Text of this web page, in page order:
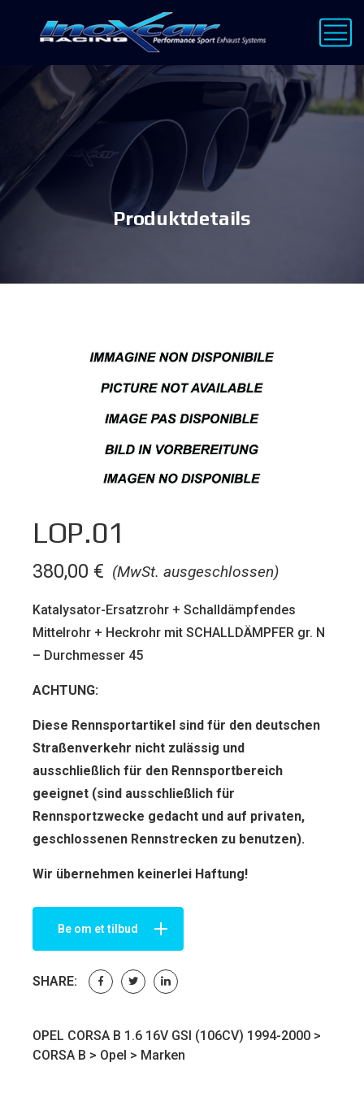
Produktdetails
LOP.01
(MwSt. ausgeschlossen)
380,00 €
Katalysator-Ersatzrohr + Schalldämpfendes
Mittelrohr + Heckrohr mit SCHALLDÄMPFER gr. N
– Durchmesser 45
ACHTUNG:
Diese Rennsportartikel sind für den deut­schen
Straßenverkehr nicht zulässig und
ausschließlich für den Rennsportbereich
geeignet (sind ausschließlich für
Rennsportzwecke gedacht und auf privaten,
geschlossenen Rennstrecken zu benutzen).
Wir übernehmen keinerlei Haftung!
Be om et tilbud
SHARE:
OPEL CORSA B 1.6 16V GSI (106CV) 1994-2000 >
CORSA B > Opel > Marken